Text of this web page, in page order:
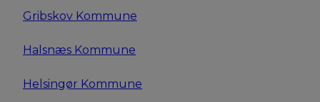
Gribskov Kommune
Halsnæs Kommune
Helsingør Kommune